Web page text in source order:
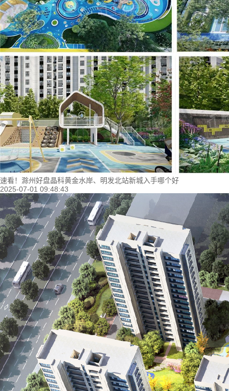
速看！滁州好盘晶科黄金水岸、明发北站新城入手哪个好
2025-07-01 09:48:43